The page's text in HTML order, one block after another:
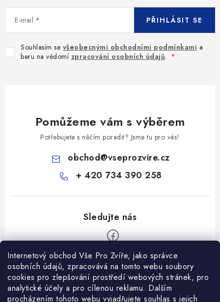
Internetový obchod Vše Pro Zvíře, jako správce
osobních údajů, zpracovává na tomto webu soubory
cookies pro zlepšování prostředí webových stránek, pro
analytické účely a pro cílenou reklamu. Dalším
procházením tohoto webu vyjadřujete souhlas s jejich
E-mail
Souhlasím se všeobecnými obchodními podmínkami a
beru na vědomí zpracování osobních údajů.
PŘIHLÁSIT SE
Pomůžeme vám s výběrem
Potřebujete s něčím poradit? Jsme tu pro vás!
obchod@vseprozvire.cz
+ 420 734 390 258
Informace pro Vás